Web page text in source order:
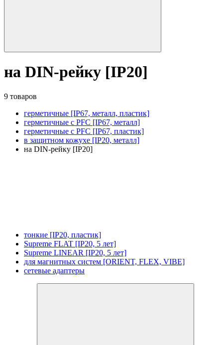
на DIN-рейку [IP20]
9 товаров
герметичные [IP67, металл, пластик]
герметичные с PFC [IP67, металл]
герметичные с PFC [IP67, пластик]
в защитном кожухе [IP20, металл]
на DIN-рейку [IP20]
тонкие [IP20, пластик]
Supreme FLAT [IP20, 5 лет]
Supreme LINEAR [IP20, 5 лет]
для магнитных систем [ORIENT, FLEX, VIBE]
сетевые адаптеры